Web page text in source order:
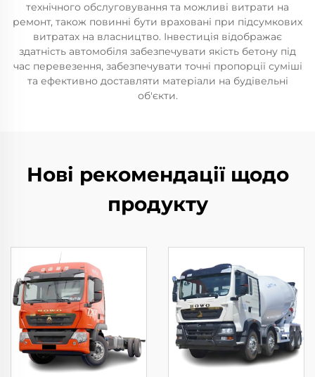
технічного обслуговування та можливі витрати на
ремонт, також повинні бути враховані при підсумкових
витратах на власництво. Інвестиція відображає
здатність автомобіля забезпечувати якість бетону під
час перевезення, забезпечувати точні пропорції суміші
та ефективно доставляти матеріали на будівельні
об'єкти.
Нові рекомендації щодо
продукту